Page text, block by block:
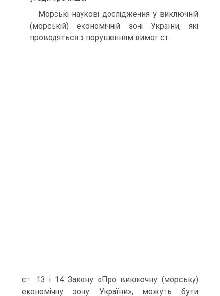
Морські наукові дослідження у виключній
(морській) економічній зоні Украї­ни, які
проводяться з порушенням вимог ст.
ст. 13 і 14 Закону «Про виключну (мор­ську)
економічну зону України», можуть бути